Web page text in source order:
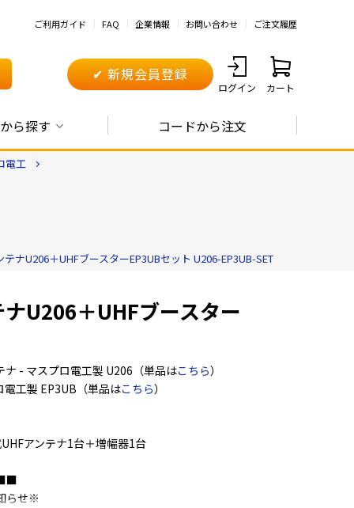
ご利用ガイド FAQ 企業情報 お問い合わせ ご注文履歴
✔ 新規会員登録
ログイン カート
ら探す コードから注文
電工
U206＋UHFブースターEP3UBセット U206-EP3UB-SET
U206＋UHFブースター
ナ - マスプロ電工製 U206（単品はこちら）
電工製 EP3UB（単品はこちら）
アンテナ1台＋増幅器1台
らせ※